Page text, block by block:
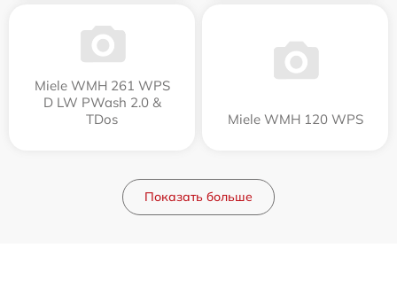
Miele WMH 261 WPS
D LW PWash 2.0 &
TDos
Miele WMH 120 WPS
Показать больше